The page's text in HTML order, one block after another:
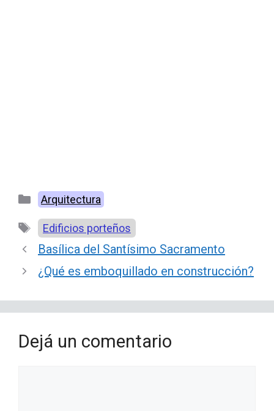
Categorías
Arquitectura
Etiquetas
Edificios porteños
Basílica del Santísimo Sacramento
¿Qué es emboquillado en construcción?
Dejá un comentario